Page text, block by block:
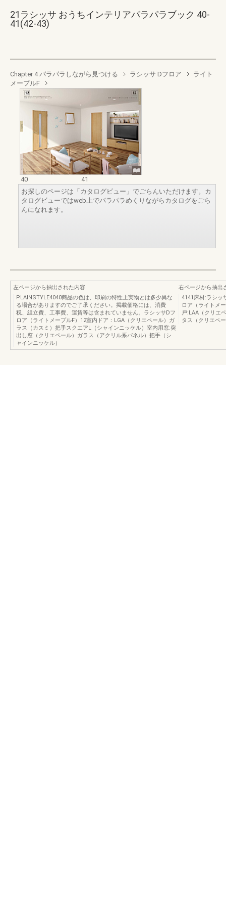
21ラシッサ おうちインテリアパラパラブック 40-
41(42-43)
Chapter 4 パラパラしながら見つける ラシッサ Dフロア
ライト
メープルF
40
41
お探しのページは「カタログビュー」でごらんいただけます。カ
タログビューではweb上でパラパラめくりながらカタログをごら
んになれます。
左ページから抽出された内容
PLAINSTYLE4040商品の色は、印刷の特性上実物とは多少異な
る場合がありますのでご了承ください。掲載価格には、消費
税、組立費、工事費、運賃等は含まれていません。ラシッサDフ
ロア（ライトメープルF）12室内ドア：LGA（クリエペール）ガ
ラス（カスミ）把手スクエアL（シャインニッケル）室内用窓:突
出し窓（クリエペール）ガラス（アクリル系パネル）把手（シ
ャインニッケル）
右ページから抽出
4141床材:ラシッ
ロア（ライトメ
戸:LAA（クリエ
タス（クリエペ